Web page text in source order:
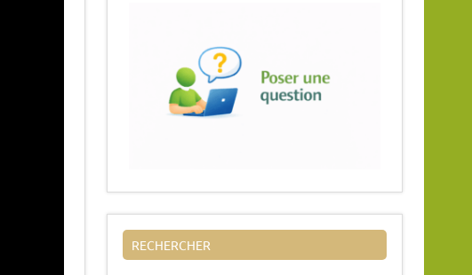
RECHERCHER